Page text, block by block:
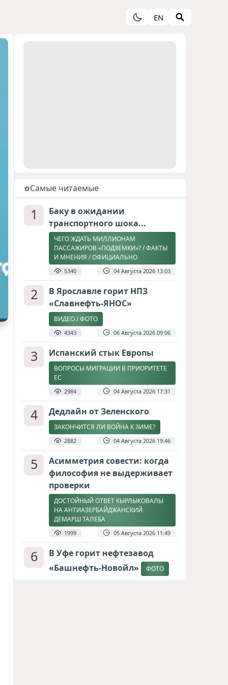
EN
Cамые читаемые
1
Баку в ожидании
транспортного шока...
ЧЕГО ЖДАТЬ МИЛЛИОНАМ
ПАССАЖИРОВ «ПОДЗЕМКИ»? / ФАКТЫ
И МНЕНИЯ / ОФИЦИАЛЬНО
5340 04 Августа 2026 13:03
2
В Ярославле горит НПЗ
«Славнефть-ЯНОС»
ВИДЕО / ФОТО
4343 06 Августа 2026 09:06
3 Испанский стык Европы
ВОПРОСЫ МИГРАЦИИ В ПРИОРИТЕТЕ
ЕС
2984 04 Августа 2026 17:31
4 Дедлайн от Зеленского
ЗАКОНЧИТСЯ ЛИ ВОЙНА К ЗИМЕ?
2882 04 Августа 2026 19:46
5
Асимметрия совести: когда
философия не выдерживает
проверки
ДОСТОЙНЫЙ ОТВЕТ КЫРЛЫКОВАЛЫ
НА АНТИАЗЕРБАЙДЖАНСКИЙ
ДЕМАРШ ТАЛЕБА
1999 05 Августа 2026 11:49
6
В Уфе горит нефтезавод
«Башнефть-Новойл»
ФОТО